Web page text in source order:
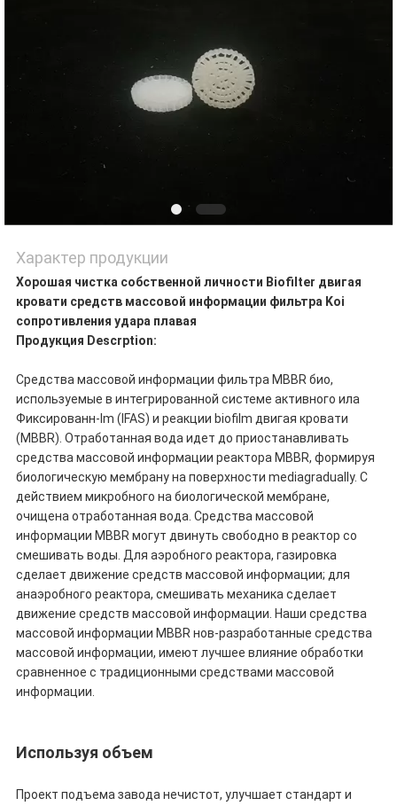
Характер продукции
Хорошая чистка собственной личности Biofilter двигая
кровати средств массовой информации фильтра Koi
сопротивления удара плавая
Продукция Descrption:
Средства массовой информации фильтра MBBR био,
используемые в интегрированной системе активного ила
Фиксированн-lm (IFAS) и реакции biofilm двигая кровати
(MBBR). Отработанная вода идет до приостанавливать
средства массовой информации реактора MBBR, формируя
биологическую мембрану на поверхности mediagradually. С
действием микробного на биологической мембране,
очищена отработанная вода. Средства массовой
информации MBBR могут двинуть свободно в реактор со
смешивать воды. Для аэробного реактора, газировка
сделает движение средств массовой информации; для
анаэробного реактора, смешивать механика сделает
движение средств массовой информации. Наши средства
массовой информации MBBR нов-разработанные средства
массовой информации, имеют лучшее влияние обработки
сравненное с традиционными средствами массовой
информации.
Используя объем
Проект подъема завода нечистот, улучшает стандарт и